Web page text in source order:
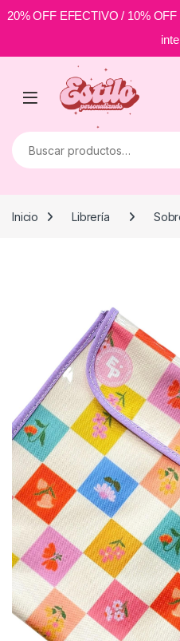
20% OFF EFECTIVO / 10%
Skip to navigation
Buscar por:
Inicio Librería